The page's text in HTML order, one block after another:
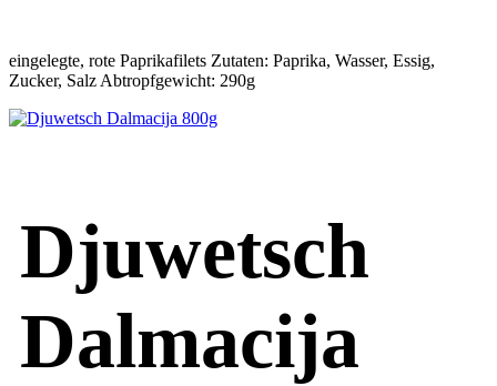
eingelegte, rote Paprikafilets Zutaten: Paprika, Wasser, Essig,
Zucker, Salz Abtropfgewicht: 290g
Djuwetsch
Dalmacija